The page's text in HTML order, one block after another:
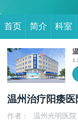
首页 简介 科室
1.
温州治疗阳痿
作者： 温州光明医院